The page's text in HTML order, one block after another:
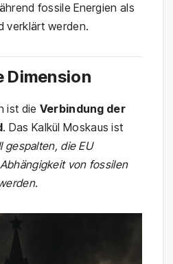
fossile Energien als
verklärt werden.
Dimension
ist die Verbindung der
. Das Kalkül Moskaus ist
gespalten, die EU
von fossilen